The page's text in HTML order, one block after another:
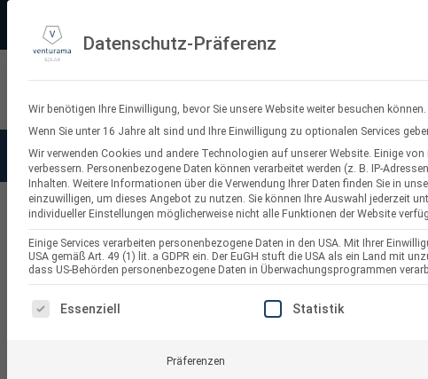
springen
PV-3D-Planungstool
Suchen
Solaranlagen
Balkonkraftwerk-Montagesets
Datenschutz-Präferenz
Wir benötigen Ihre Einwilligung, bevor Sie unsere Website weiter besuchen können.
Wenn Sie unter 16 Jahre alt sind und Ihre Einwilligung zu optionalen Services
Wir verwenden Cookies und andere Technologien auf unserer Website. Einige
verbessern. Personenbezogene Daten können verarbeitet werden (z. B. IP-
Inhalten. Weitere Informationen über die Verwendung Ihrer Daten finden Sie in
einzuwilligen, um dieses Angebot zu nutzen. Sie können Ihre Auswahl jederzeit
individueller Einstellungen möglicherweise nicht alle Funktionen der Website
Einige Services verarbeiten personenbezogene Daten in den USA. Mit Ihrer
USA gemäß Art. 49 (1) lit. a GDPR ein. Der EuGH stuft die USA als ein Land mit
dass US-Behörden personenbezogene Daten in Überwachungsprogrammen
ES FOLGT EINE LISTE DER SERVICE-GRUPPEN, FÜR DIE
Essenziell Statistik
Präferenzen